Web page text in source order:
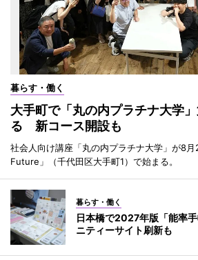
暮らす・働く
大手町で「丸の内プラチナ大学
る 新コース開設も
社会人向け講座「丸の内プラチナ大学」が8
Future」（千代田区大手町1）で始まる。
暮らす・働く
日本橋で2027年版「能率
ニティーサイト刷新も